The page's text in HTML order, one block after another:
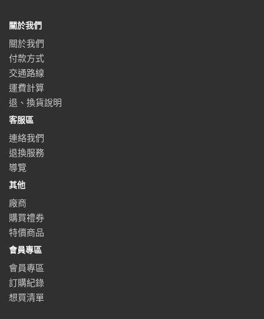
關於我們
關於我們
付款方式
交通路線
運費計算
退、換貨說明
客服區
連絡我們
退換服務
導覽
其他
廠商
購買禮券
特價商品
會員專區
會員專區
訂購紀錄
想買清單